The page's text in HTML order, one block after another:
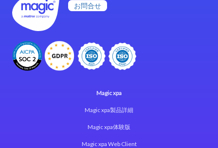
お問合せ
Magic xpa
Magic xpa製品詳細
Magic xpa体験版
Magic xpa Web Client